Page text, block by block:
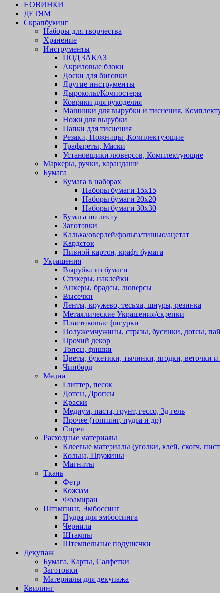
НОВИНКИ
ДЕТЯМ
Скрапбукинг
Наборы для творчества
Хранение
Инструменты
ПОД ЗАКАЗ
Акриловые блоки
Доски для биговки
Другие инструменты
Дыроколы/Компостеры
Коврики для рукоделия
Машинки для вырубки и тиснения,
Ножи для вырубки
Папки для тиснения
Резаки, Ножницы ,Комплектующие
Трафареты, Маски
Установщики люверсов, Комплектующие
Маркеры, ручки, карандаши
Бумага
Бумага в наборах
Наборы бумаги 15х15
Наборы бумаги 20х20
Наборы бумаги 30х30
Бумага по листу
Заготовки
Калька/оверлей/фольга/тишью/ацетат
Кардсток
Пивной картон, крафт бумага
Украшения
Вырубка из бумаги
Стикеры, наклейки
Анкеры, брадсы, люверсы
Высечки
Ленты, кружево, тесьма, шнуры, резинка
Металлические Украшения/скрепки
Пластиковые фигурки
Полужемчужины, стразы, бусинки, дотсы,
Прочий декор
Топсы, фишки
Цветы, букетики, тычинки, ягодки, веточки и
Чипборд
Медиа
Глиттер, песок
Дотсы, Дропсы
Краски
Медиум, паста, грунт, гессо, 3д гель
Прочее (топпинг, пудра и др)
Спреи
Расходные материалы
Клеевые материалы (уголки, клей, скотч,
Кольца, Пружины
Магниты
Ткань
Фетр
Кожзам
Фоамиран
Штампинг, Эмбоссинг
Пудра для эмбоссинга
Чернила
Штампы
Штемпельные подушечки
Декупаж
Бумага, Карты, Салфетки
Заготовки
Материалы для декупажа
Квилинг